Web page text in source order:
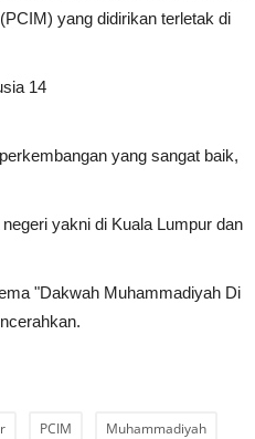
yang didirikan terletak di
14
yang sangat baik,
yakni di Kuala Lumpur dan
"Dakwah Muhammadiyah Di
PCIM Muhammadiyah